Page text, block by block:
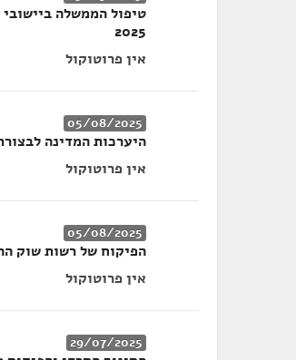
טיפול הממשלה
2025
אין פרוטוקול
05/08/2025
היערכות המדינה לבצורת - דוח
אין פרוטוקול
05/08/2025
הפיקוח של רשות שוק
אין פרוטוקול
29/07/2025